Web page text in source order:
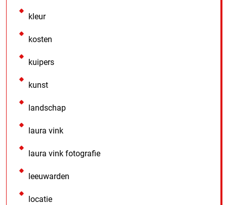
kleur
kosten
kuipers
kunst
landschap
laura vink
laura vink fotografie
leeuwarden
locatie